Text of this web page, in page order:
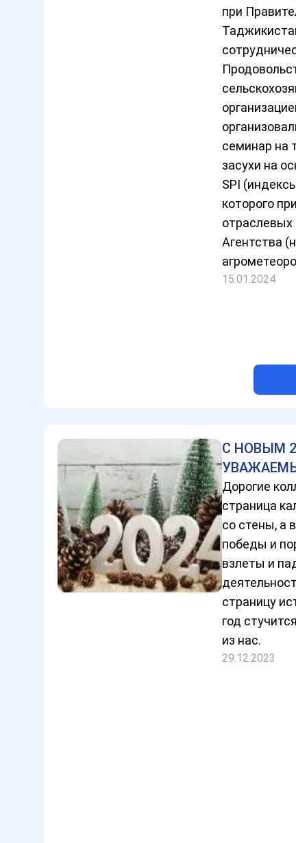
при
семинар на
засухи на
SPI
которого
отраслевых
Агентства
15.01.2024
С НОВЫМ
Дорогие
страница
со стены, а
победы и
взлеты и
страницу
год
из нас.
29.12.2023